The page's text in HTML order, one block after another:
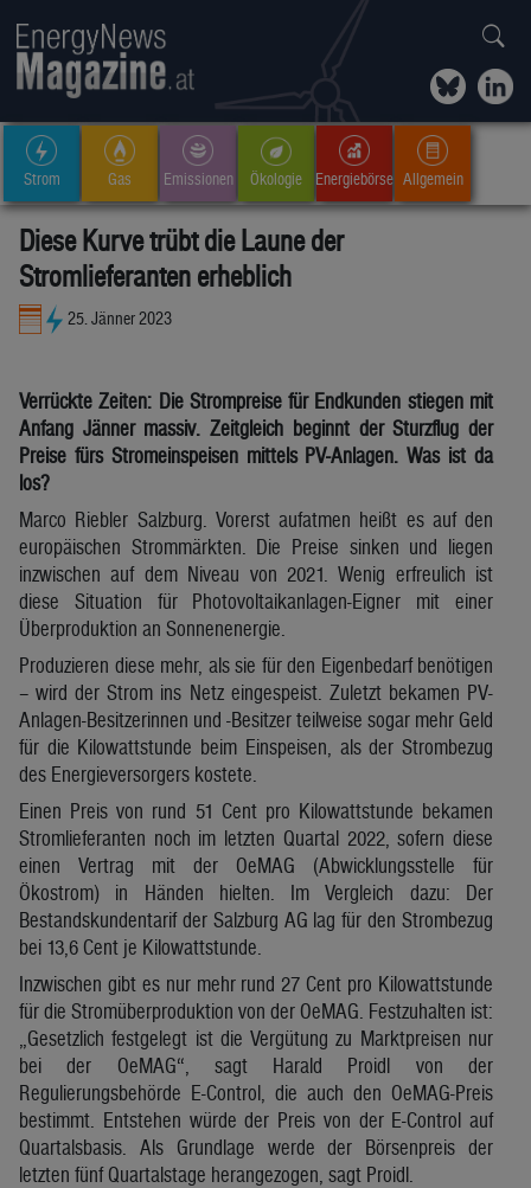
Strom Gas Emissionen Ökologie Energiebörse Allgemein
Diese Kurve trübt die Laune der
Stromlieferanten erheblich
25. Jänner 2023
Verrückte Zeiten: Die Strompreise für Endkunden stiegen mit
Anfang Jänner massiv. Zeitgleich beginnt der Sturzflug der
Preise fürs Stromeinspeisen mittels PV-Anlagen. Was ist da
los?
Marco Riebler Salzburg. Vorerst aufatmen heißt es auf den
europäischen Strommärkten. Die Preise sinken und liegen
inzwischen auf dem Niveau von 2021. Wenig erfreulich ist
diese Situation für Photovoltaikanlagen-Eigner mit einer
Überproduktion an Sonnenenergie.
Produzieren diese mehr, als sie für den Eigenbedarf benötigen
– wird der Strom ins Netz eingespeist. Zuletzt bekamen PV-
Anlagen-Besitzerinnen und -Besitzer teilweise sogar mehr Geld
für die Kilowattstunde beim Einspeisen, als der Strombezug
des Energieversorgers kostete.
Einen Preis von rund 51 Cent pro Kilowattstunde bekamen
Stromlieferanten noch im letzten Quartal 2022, sofern diese
einen Vertrag mit der OeMAG (Abwicklungsstelle für
Ökostrom) in Händen hielten. Im Vergleich dazu: Der
Bestandskundentarif der Salzburg AG lag für den Strombezug
bei 13,6 Cent je Kilowattstunde.
Inzwischen gibt es nur mehr rund 27 Cent pro Kilowattstunde
für die Stromüberproduktion von der OeMAG. Festzuhalten ist:
„Gesetzlich festgelegt ist die Vergütung zu Marktpreisen nur
bei der OeMAG“, sagt Harald Proidl von der
Regulierungsbehörde E-Control, die auch den OeMAG-Preis
bestimmt. Entstehen würde der Preis von der E-Control auf
Quartalsbasis. Als Grundlage werde der Börsenpreis der
letzten fünf Quartalstage herangezogen, sagt Proidl.